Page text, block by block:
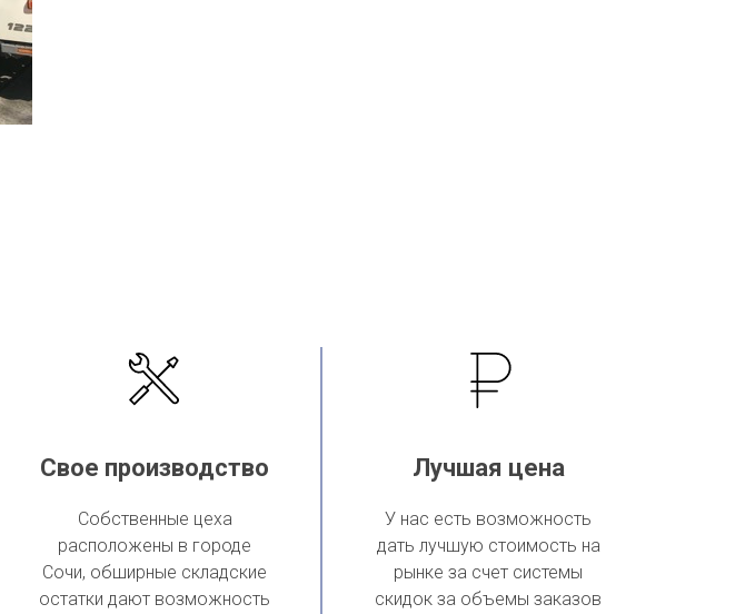
Свое производство
Собственные цеха
расположены в городе
Сочи, обширные складские
остатки дают возможность
Лучшая цена
У нас есть возможность
дать лучшую стоимость на
рынке за счет системы
скидок за объемы заказов